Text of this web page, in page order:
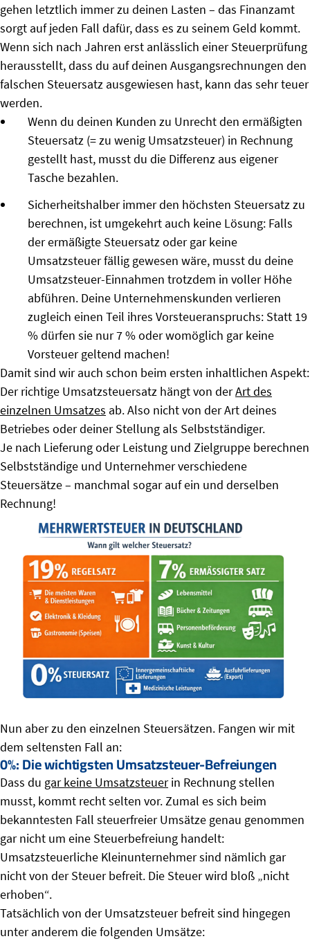
gehen letztlich immer zu deinen Lasten – das Finanzamt
sorgt auf jeden Fall dafür, dass es zu seinem Geld kommt.
Wenn sich nach Jahren erst anlässlich einer Steuerprüfung
herausstellt, dass du auf deinen Ausgangsrechnungen den
falschen Steuersatz ausgewiesen hast, kann das sehr teuer
werden.
Wenn du deinen Kunden zu Unrecht den ermäßigten
Steuersatz (= zu wenig Umsatzsteuer) in Rechnung
gestellt hast, musst du die Differenz aus eigener
Tasche bezahlen.
Sicherheitshalber immer den höchsten Steuersatz zu
berechnen, ist umgekehrt auch keine Lösung: Falls
der ermäßigte Steuersatz oder gar keine
Umsatzsteuer fällig gewesen wäre, musst du deine
Umsatzsteuer-Einnahmen trotzdem in voller Höhe
abführen. Deine Unternehmenskunden verlieren
zugleich einen Teil ihres Vorsteueranspruchs: Statt 19
% dürfen sie nur 7 % oder womöglich gar keine
Vorsteuer geltend machen!
Damit sind wir auch schon beim ersten inhaltlichen Aspekt:
Der richtige Umsatzsteuersatz hängt von derArt des
einzelnen Umsatzes ab. Also nicht von der Art deines
Betriebes oder deiner Stellung als Selbstständiger.
Je nach Lieferung oder Leistung und Zielgruppe berechnen
Selbstständige und Unternehmer verschiedene
Steuersätze – manchmal sogar auf ein und derselben
Rechnung!
Nun aber zu den einzelnen Steuersätzen. Fangen wir mit
dem seltensten Fall an:
0%: Die wichtigsten Umsatzsteuer-Befreiungen
Dass du gar keine Umsatzsteuerin Rechnung stellen
musst, kommt recht selten vor. Zumal es sich beim
bekanntesten Fall steuerfreier Umsätze genau genommen
gar nicht um eine Steuerbefreiung handelt:
Umsatzsteuerliche Kleinunternehmer sind nämlich gar
nicht von der Steuer befreit. Die Steuer wird bloß „nicht
erhoben“.
Tatsächlich von der Umsatzsteuer befreit sind hingegen
unter anderem die folgenden Umsätze: